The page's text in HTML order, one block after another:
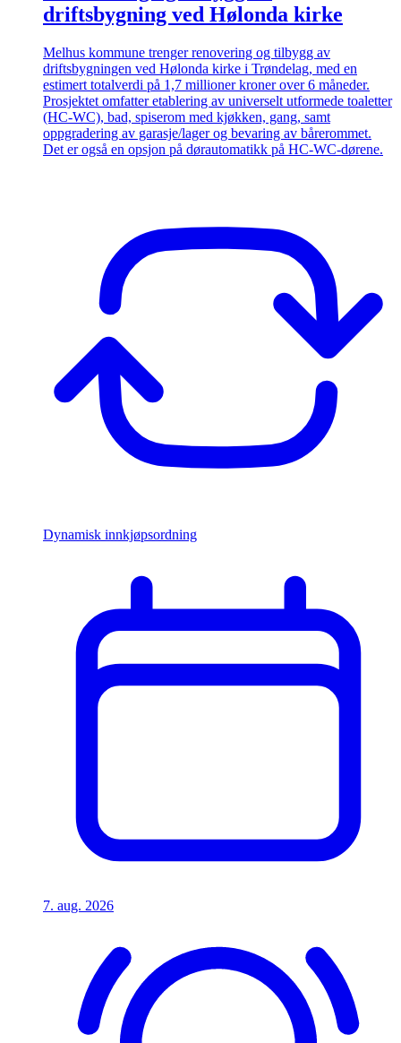
driftsbygning ved Hølonda kirke
Melhus kommune trenger renovering og tilbygg av
driftsbygningen ved Hølonda kirke i Trøndelag, med en
estimert totalverdi på 1,7 millioner kroner over 6 måneder.
Prosjektet omfatter etablering av universelt utformede toaletter
(HC-WC), bad, spiserom med kjøkken, gang, samt
oppgradering av garasje/lager og bevaring av bårerommet.
Det er også en opsjon på dørautomatikk på HC-WC-dørene.
Dynamisk innkjøpsordning
7. aug. 2026